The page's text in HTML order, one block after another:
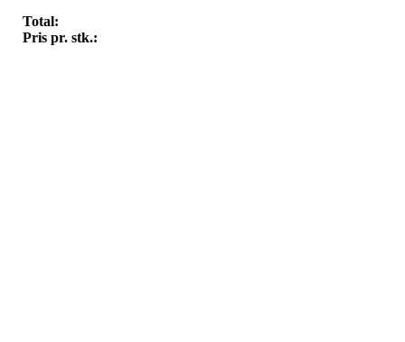
Total:
Pris pr. stk.: